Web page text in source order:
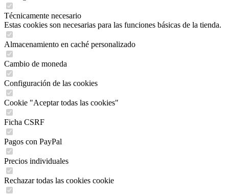
Técnicamente necesario
Estas cookies son necesarias para las funciones básicas de la tienda.
Almacenamiento en caché personalizado
Cambio de moneda
Configuración de las cookies
Cookie "Aceptar todas las cookies"
Ficha CSRF
Pagos con PayPal
Precios individuales
Rechazar todas las cookies cookie